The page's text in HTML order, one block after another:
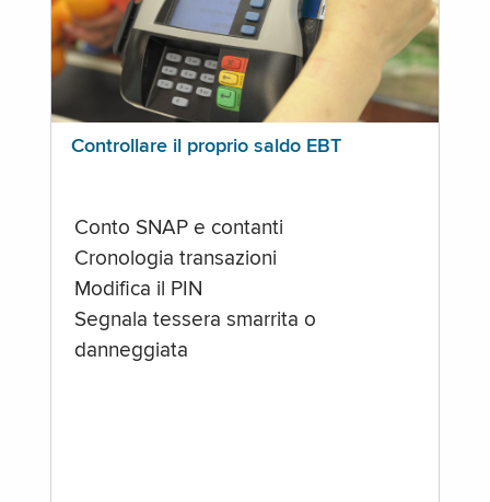
Controllare il proprio saldo EBT
Conto SNAP e contanti
Cronologia transazioni
Modifica il PIN
Segnala tessera smarrita o
danneggiata